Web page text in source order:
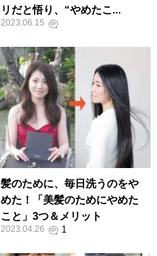
リだと悟り、“やめたこ...
2023.06.15
髪のために、毎日洗うのをや
めた！「美髪のためにやめた
こと」3つ＆メリット
2023.04.26